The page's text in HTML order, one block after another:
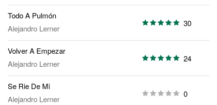
Todo A Pulmón
Alejandro Lerner
30
Volver A Empezar
Alejandro Lerner
24
Se Rie De Mi
Alejandro Lerner
0